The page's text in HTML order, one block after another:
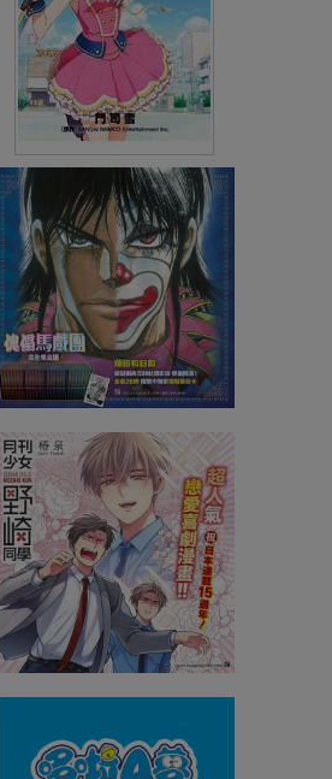
偶像大師 百萬人演唱會！(05)完
NT$140 90折 NT$126 (USD4.18)